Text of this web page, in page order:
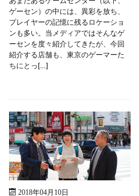
ゲーセン）の中には、異彩を放ち、
プレイヤーの記憶に残るロケーショ
ンも多い。当メディアではそんなゲ
ーセンを度々紹介してきたが、今回
紹介する店舗も、東京のゲーマーた
ちにとっ[…]
2018年04月10日